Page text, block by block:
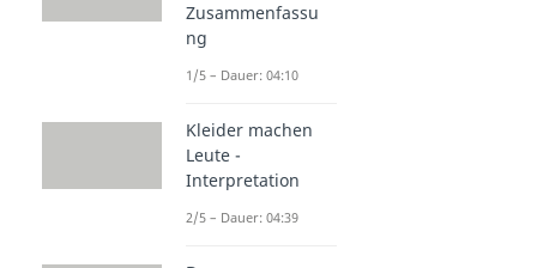
Zusammenfassu
ng
1/5 – Dauer: 04:10
Kleider machen
Leute -
Interpretation
2/5 – Dauer: 04:39